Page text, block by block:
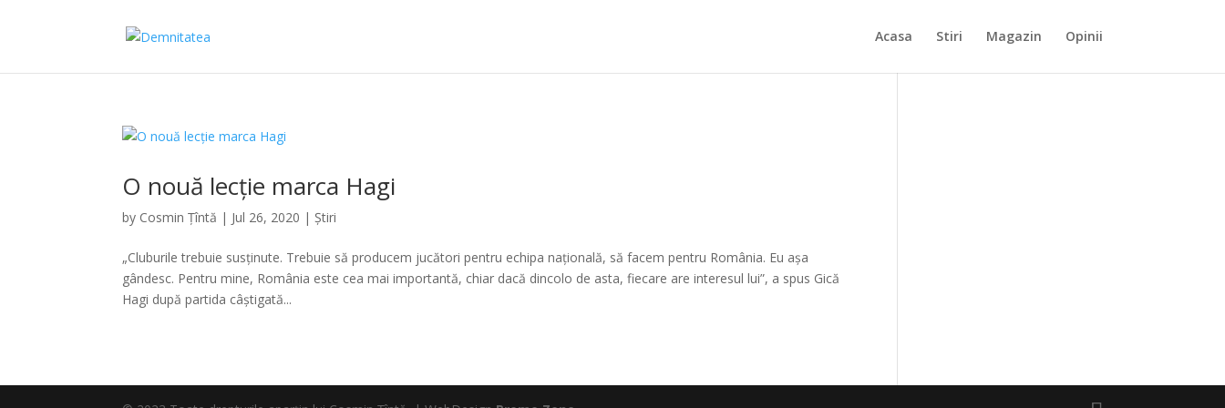
Acasa Stiri Magazin Opinii
O nouă lecție marca Hagi
by Cosmin Țîntă | Jul 26, 2020 |Știri
„Cluburile trebuie susținute. Trebuie să producem jucători pentru echipa națională, să facem pentru România. Eu așa
gândesc. Pentru mine, România este cea mai importantă, chiar dacă dincolo de asta, fiecare are interesul lui”, a spus Gică
Hagi după partida câștigată...